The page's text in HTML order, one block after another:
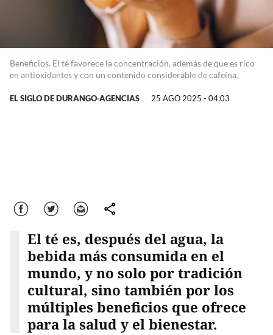
Beneficios. El té favorece la concentración, además de que es rico
en antioxidantes y con un contenido considerable de cafeína.
EL SIGLO DE DURANGO-AGENCIAS 25 AGO 2025 - 04:03
Facebook Twitter Correo comparte
El té es, después del agua, la
bebida más consumida en el
mundo, y no solo por tradición
cultural, sino también por los
múltiples beneficios que ofrece
para la salud y el bienestar.